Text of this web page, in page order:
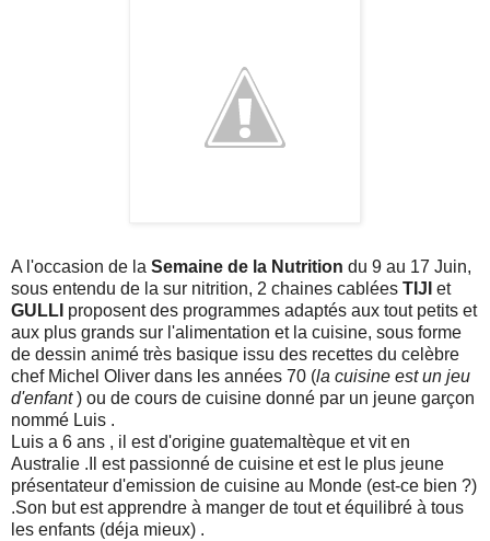
A l'occasion de la Semaine de la Nutrition du 9 au 17 Juin,
sous entendu de la sur nitrition, 2 chaines cablées TIJI et
GULLI proposent des programmes adaptés aux tout petits et
aux plus grands sur l'alimentation et la cuisine, sous forme
de dessin animé très basique issu des recettes du celèbre
chef Michel Oliver dans les années 70 (la cuisine est un jeu
d'enfant) ou de cours de cuisine donné par un jeune garçon
nommé Luis .
Luis a 6 ans , il est d'origine guatemaltèque et vit en
Australie .Il est passionné de cuisine et est le plus jeune
présentateur d'emission de cuisine au Monde (est-ce bien ?)
.Son but est apprendre à manger de tout et équilibré à tous
les enfants (déja mieux) .